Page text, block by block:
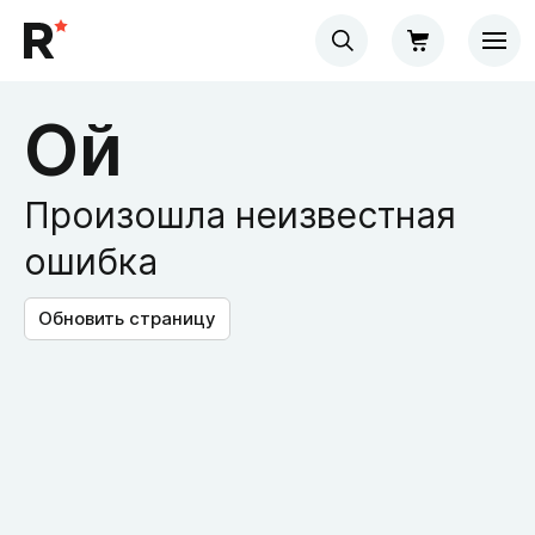
Ой
Произошла неизвестная
ошибка
Обновить страницу